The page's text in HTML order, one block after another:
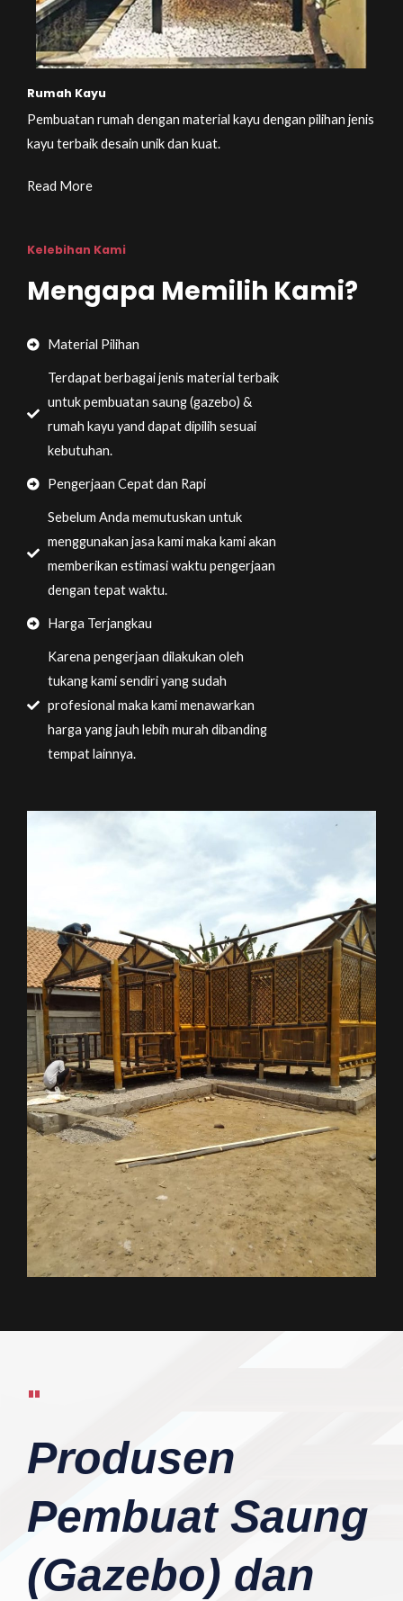
Rumah Kayu
Pembuatan rumah dengan material kayu dengan pilihan jenis
kayu terbaik desain unik dan kuat.
Read More
Kelebihan Kami
Mengapa Memilih Kami?
Material Pilihan
Terdapat berbagai jenis material terbaik
untuk pembuatan saung (gazebo) &
rumah kayu yand dapat dipilih sesuai
kebutuhan.
Pengerjaan Cepat dan Rapi
Sebelum Anda memutuskan untuk
menggunakan jasa kami maka kami akan
memberikan estimasi waktu pengerjaan
dengan tepat waktu.
Harga Terjangkau
Karena pengerjaan dilakukan oleh
tukang kami sendiri yang sudah
profesional maka kami menawarkan
harga yang jauh lebih murah dibanding
tempat lainnya.
"
Produsen
Pembuat Saung
(Gazebo) dan